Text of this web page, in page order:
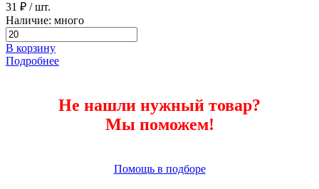
31 ₽ / шт.
Наличие: много
В корзину
Подробнее
Не нашли нужный товар?
Мы поможем!
Помощь в подборе